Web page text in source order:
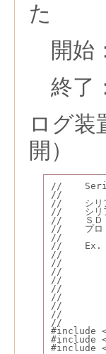
た
開始
終了
ログ装
開）
//
//
//    シリ
//    シリ
//    ＳＤ
//    プロ
//
//    Ex.
//
//
//
//
//
//
//
//
//
#include
#include
#include